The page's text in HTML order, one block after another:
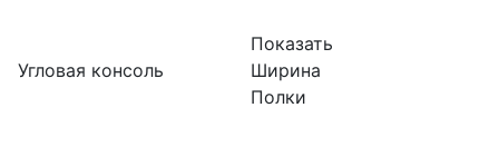
Угловая консоль
Показать
Ширина
Полки